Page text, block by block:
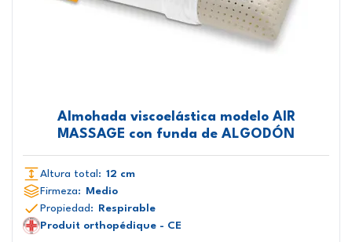
Almohada viscoelástica modelo AIR
MASSAGE con funda de ALGODÓN
Altura total: 12 cm
Firmeza:
Medio
Propiedad:
Respirable
Produit orthopédique - CE